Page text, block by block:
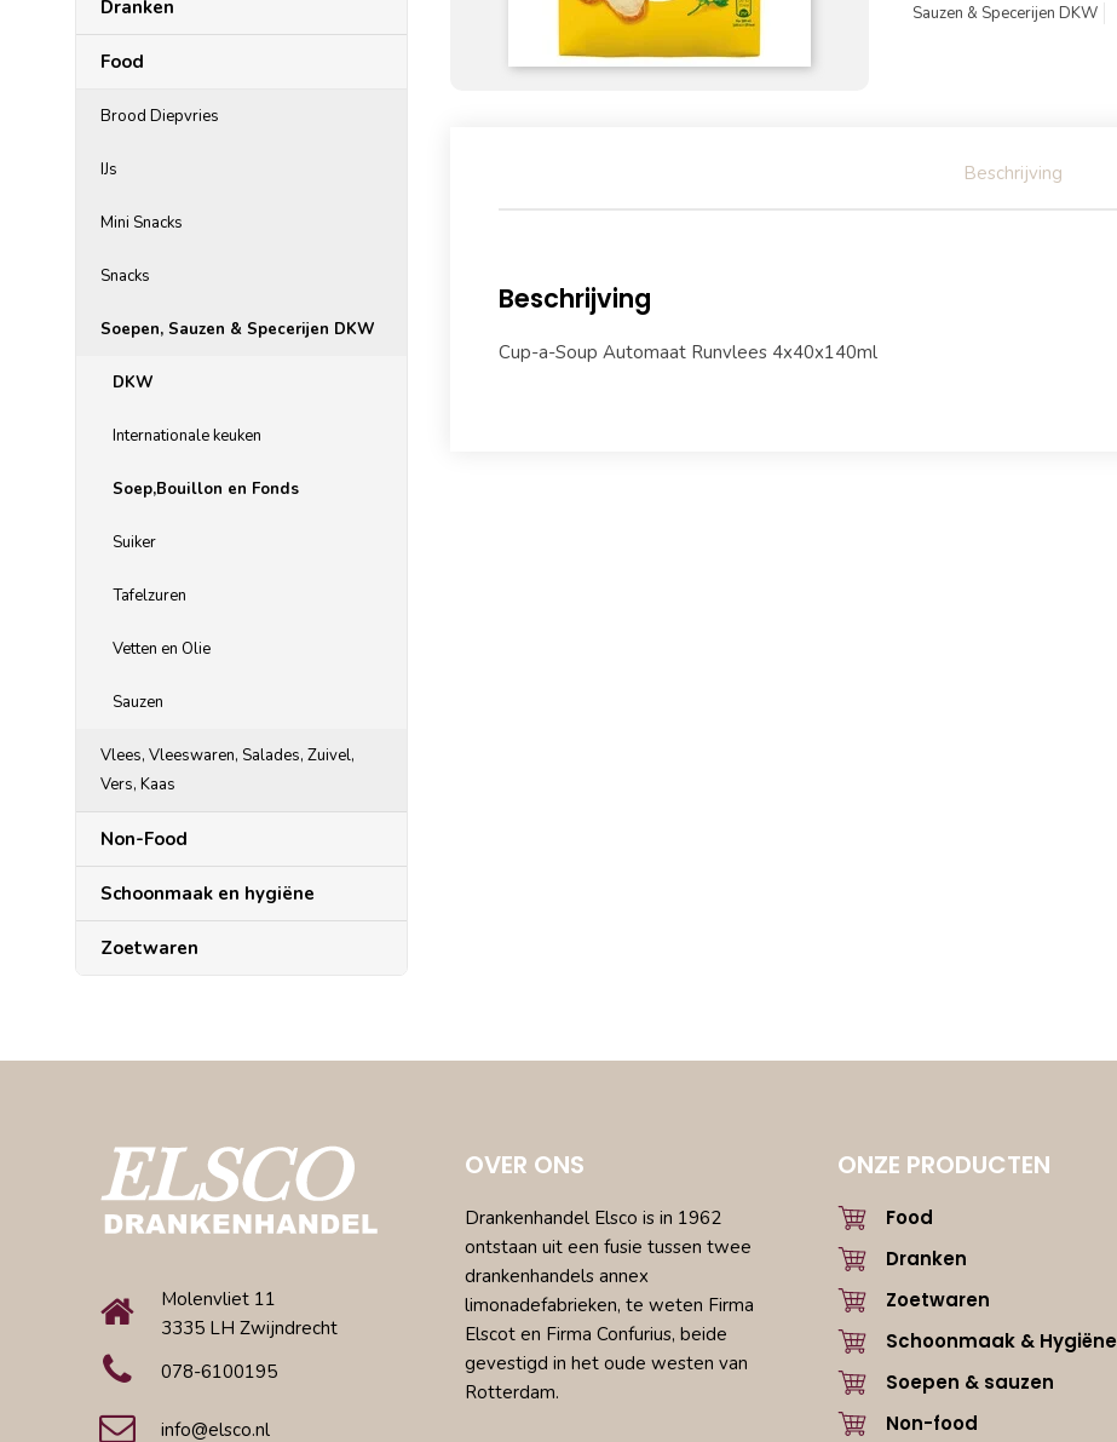
Sauzen & Specerijen DKW
Beschrijving
Beschrijving
Cup-a-Soup Automaat Runvlees 4x40x140ml
Dranken
Food
Brood Diepvries
IJs
Mini Snacks
Snacks
Soepen, Sauzen & Specerijen DKW
DKW
Internationale keuken
Soep,Bouillon en Fonds
Suiker
Tafelzuren
Vetten en Olie
Sauzen
Vlees, Vleeswaren, Salades, Zuivel,
Vers, Kaas
Non-Food
Schoonmaak en hygiëne
Zoetwaren
Molenvliet 11
3335 LH Zwijndrecht
078-6100195
info@elsco.nl
OVER ONS
Drankenhandel Elsco is in 1962
ontstaan uit een fusie tussen twee
drankenhandels annex
limonadefabrieken, te weten Firma
Elscot en Firma Confurius, beide
gevestigd in het oude westen van
Rotterdam.
ONZE PRODUCTEN
Food
Dranken
Zoetwaren
Schoonmaak & Hygiëne
Soepen & sauzen
Non-food